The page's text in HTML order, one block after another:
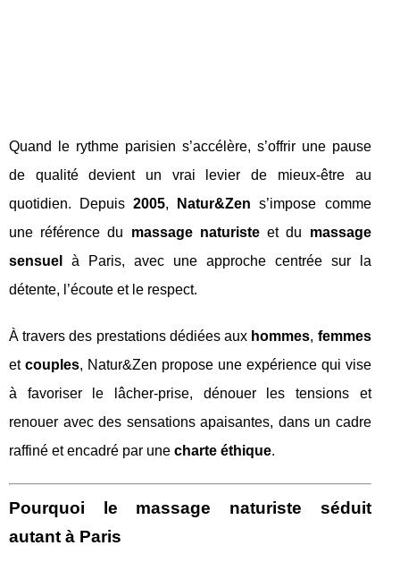
Quand le rythme parisien s’accélère, s’offrir une pause
de qualité devient un vrai levier de mieux-être au
quotidien. Depuis2005, Natur&Zen s’impose comme
une référence du massage naturisteet du massage
sensuel
à Paris, avec une approche centrée sur la
détente, l’écoute et le respect.
À travers des prestations dédiées aux hommes, femmes
et couples, Natur&Zen propose une expérience qui vise
à favoriser le lâcher-prise, dénouer les tensions et
renouer avec des sensations apaisantes, dans un cadre
raffiné et encadré par une charte éthique.
Pourquoi le massage naturiste séduit
autant à Paris